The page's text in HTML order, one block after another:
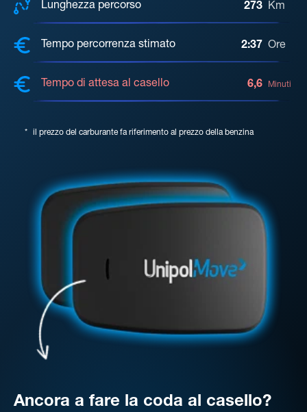
Lunghezza percorso 273 Km
Tempo percorrenza stimato 2:37 Ore
Tempo di attesa al casello 6,6 Minuti
* il prezzo del carburante fa riferimento al prezzo della benzina
Ancora a fare la coda al casello?